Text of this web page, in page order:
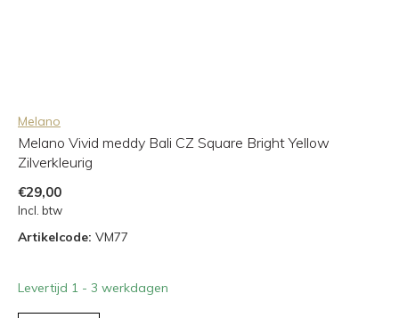
Melano
Melano Vivid meddy Bali CZ Square Bright Yellow
Zilverkleurig
€29,00
Incl. btw
Artikelcode: VM77
Levertijd 1 - 3 werkdagen